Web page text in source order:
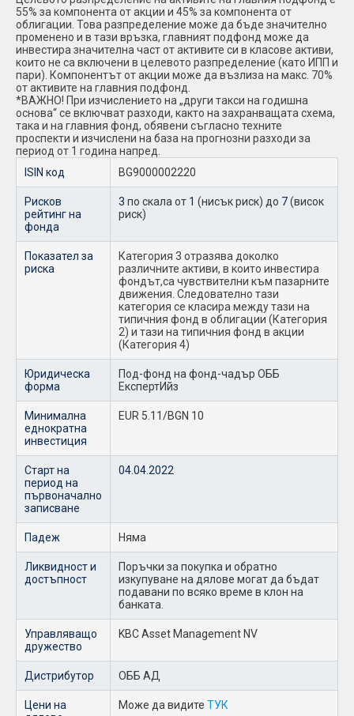
55% за компонента от акции и 45% за компонента от
облигации. Това разпределение може да бъде значително
променено и в тази връзка, главният подфонд може да
инвестира значителна част от активите си в класове активи,
които не са включени в целевото разпределение (като ИПП и
пари). Компонентът от акции може да възлиза на макс. 70%
от активите на главния подфонд.
*ВАЖНО! При изчислението на „други такси на годишна
основа“ се включват разходи, както на захранващата схема,
така и на главния фонд, обявени съгласно техните
проспекти и изчислени на база на прогнозни разходи за
период от 1 година напред.
ISIN код
BG9000002220
Рисков
рейтинг на
фонда
3 по скала от 1 (нисък риск) до 7(висок
риск)
Показател за
риска
Категория 3 отразява доколко
различните активи, в които инвестира
фондът,са чувствителни към пазарните
движения. Следователно тази
категория се класира между тази на
типичния фонд в облигации (Категория
2) и тази на типичния фонд в акции
(Категория 4)
Юридическа
форма
Под-фонд на фонд-чадър ОББ
ЕкспертИйз
Минимална
еднократна
инвестиция
EUR 5.11/BGN 10
Старт на
период на
първоначално
записване
04.04.2022
Падеж Няма
Ликвидност и
достъпност
Поръчки за покупка и обратно
изкупуване на дялове могат да бъдат
подавани по всяко време в клон на
банката.
Управляващо
дружество
KBC Asset Management NV
Дистрибутор ОББ АД
Цени на
Може да видите ТУК